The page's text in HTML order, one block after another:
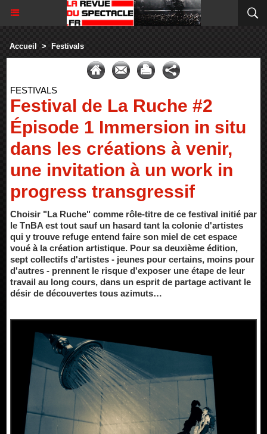
Accueil > Festivals
FESTIVALS
Festival de La Ruche #2
Épisode 1 Immersion in situ
dans les créations à venir,
une invitation à un work in
progress transgressif
Choisir "La Ruche" comme rôle-titre de ce festival initié par
le TnBA est tout sauf un hasard tant la colonie d'artistes
qui y trouve refuge entend faire son miel de cet espace
voué à la création artistique. Pour sa deuxième édition,
sept collectifs d'artistes - jeunes pour certains, moins pour
d'autres - prennent le risque d'exposer une étape de leur
travail au long cours, dans un esprit de partage activant le
désir de découvertes tous azimuts…